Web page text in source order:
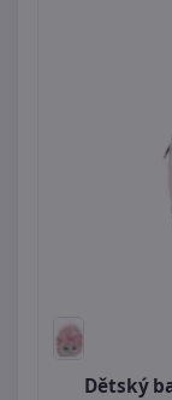
Dětský